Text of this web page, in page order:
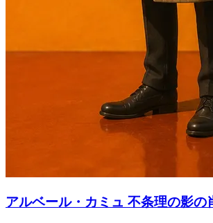
アルベール・カミュ 不条理の影の